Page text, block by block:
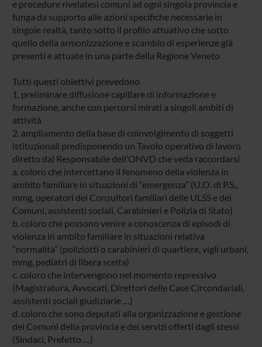
e procedure rivelatesi comuni ad ogni singola provincia e
funga da supporto alle azioni specifiche necessarie in
singole realtà, tanto sotto il profilo attuativo che sotto
quello della armonizzazione e scambio di esperienze già
presenti e attuate in una parte della Regione Veneto
Tutti questi obiettivi prevedono
1. preliminare diffusione capillare di informazione e
formazione, anche con percorsi mirati a singoli ambiti di
attività
2. ampliamento della base di coinvolgimento di soggetti
istituzionali predisponendo un Tavolo operativo di lavoro
diretto dal Responsabile dell’ONVD che veda raccordarsi
a. coloro che intercettano il fenomeno della violenza in
ambito familiare in situazioni di “emergenza” (U.O. di P.S.,
mmg, operatori dei Consultori familiari delle ULSS e dei
Comuni, assistenti sociali, Carabinieri e Polizia di Stato)
b. coloro che possono venire a conoscenza di episodi di
violenza in ambito familiare in situazioni relativa
“normalità” (poliziotti o carabinieri di quartiere, vigli urbani,
mmg, pediatri di libera scelta)
c. coloro che intervengono nel momento repressivo
(Magistratura, Avvocati, Direttori delle Case Circondariali,
assistenti sociali giudiziarie …)
d. coloro che sono deputati alla organizzazione e gestione
dei Comuni della provincia e dei servizi offerti dagli stessi
(Sindaci, Prefetto …)